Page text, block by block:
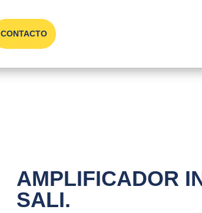
CONTACTO
AMPLIFICADOR
SALI.